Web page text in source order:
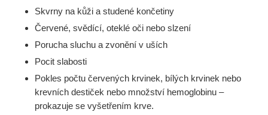
Skvrny na kůži a studené končetiny
Červené, svědící, oteklé oči nebo slzení
Porucha sluchu a zvonění v uších
Pocit slabosti
Pokles počtu červených krvinek, bílých krvinek nebo
krevních destiček nebo množství hemoglobinu –
prokazuje se vyšetřením krve.